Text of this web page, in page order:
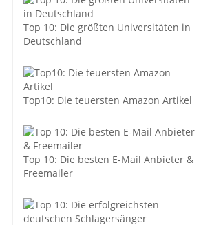
Top 10: Die größten Universitäten in
Deutschland
Top10: Die teuersten Amazon Artikel
Top 10: Die besten E-Mail Anbieter &
Freemailer